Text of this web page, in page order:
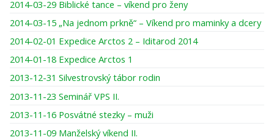
2014-03-29 Biblické tance – víkend pro ženy
2014-03-15 „Na jednom prkně“ – Víkend pro maminky a dcery
2014-02-01 Expedice Arctos 2 – Iditarod 2014
2014-01-18 Expedice Arctos 1
2013-12-31 Silvestrovský tábor rodin
2013-11-23 Seminář VPS II.
2013-11-16 Posvátné stezky – muži
2013-11-09 Manželský víkend II.